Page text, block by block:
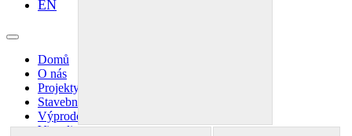
EN
Domů
O nás
Projekty interiérů
Stavební projekty
Výprodej
Vizualizace